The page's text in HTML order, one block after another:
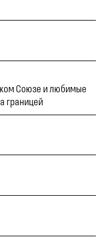
Союзе и любимые
границей